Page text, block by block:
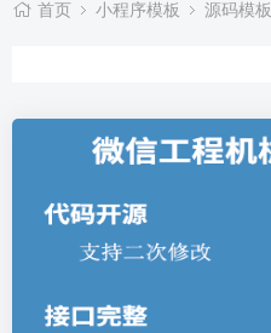
首页 小程序模板 源码模板